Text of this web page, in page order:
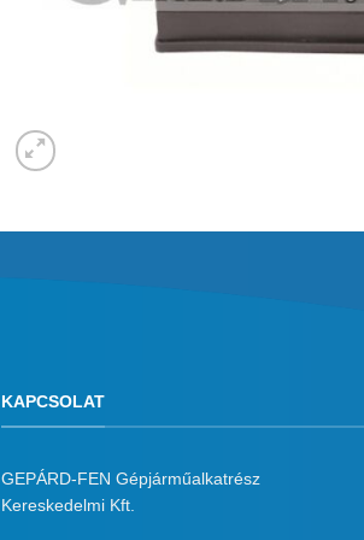
KAPCSOLAT
GEPÁRD-FEN Gépjárműalkatrész
Kereskedelmi Kft.